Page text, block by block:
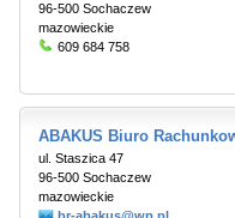
96-500 Sochaczew
mazowieckie
609 684 758
ABAKUS Biuro
ul. Staszica 47
96-500 Sochaczew
mazowieckie